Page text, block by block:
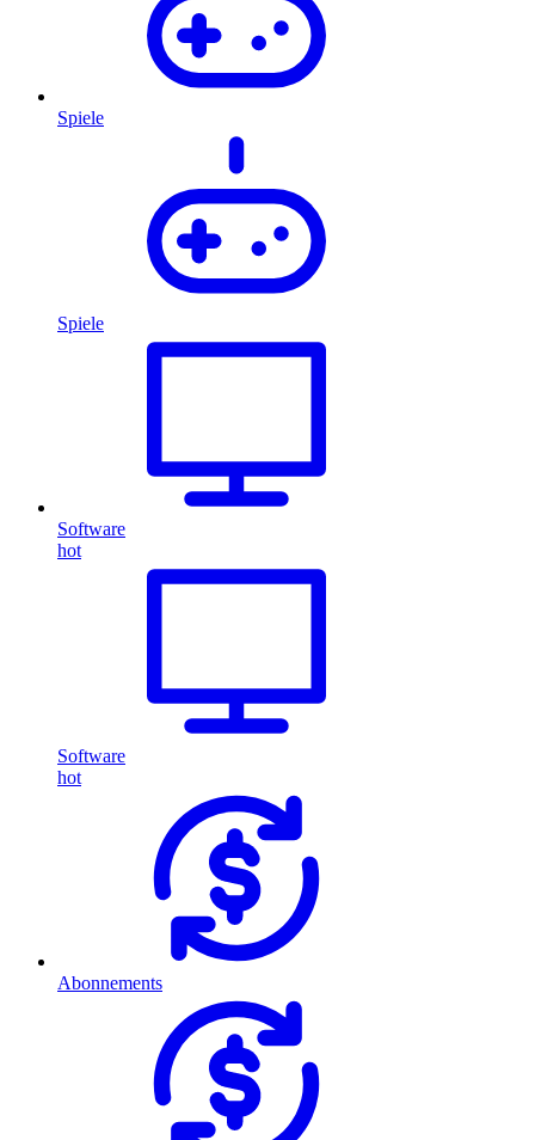
Spiele
Spiele
Software
hot
Software
hot
Abonnements